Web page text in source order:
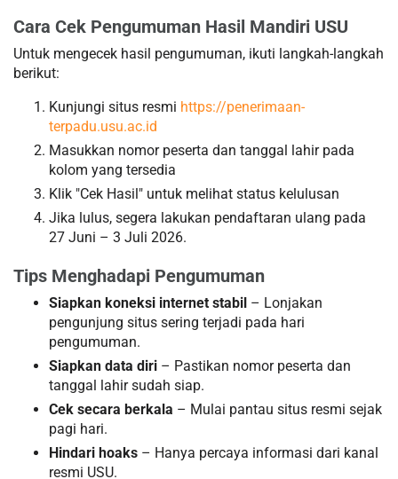
Cara Cek Pengumuman Hasil Mandiri USU
Untuk mengecek hasil pengumuman, ikuti langkah-langkah
berikut:
Kunjungi situs resmi https://penerimaan-
terpadu.usu.ac.id
Masukkan nomor peserta dan tanggal lahir pada
kolom yang tersedia
Klik "Cek Hasil" untuk melihat status kelulusan
Jika lulus, segera lakukan pendaftaran ulang pada
27 Juni – 3 Juli 2026.
Tips Menghadapi Pengumuman
Siapkan koneksi internet stabil – Lonjakan
pengunjung situs sering terjadi pada hari
pengumuman.
Siapkan data diri – Pastikan nomor peserta dan
tanggal lahir sudah siap.
Cek secara berkala – Mulai pantau situs resmi sejak
pagi hari.
Hindari hoaks – Hanya percaya informasi dari kanal
resmi USU.